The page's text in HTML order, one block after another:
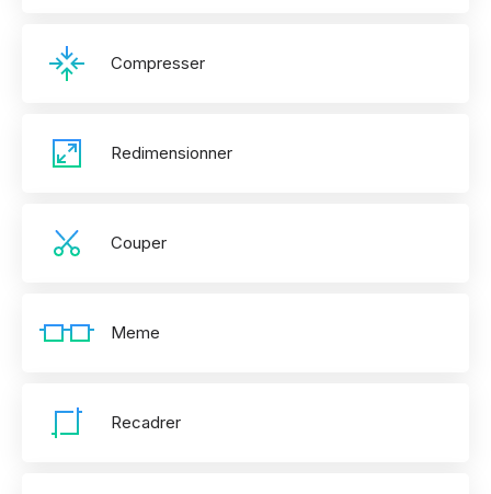
Compresser
Redimensionner
Couper
Meme
Recadrer